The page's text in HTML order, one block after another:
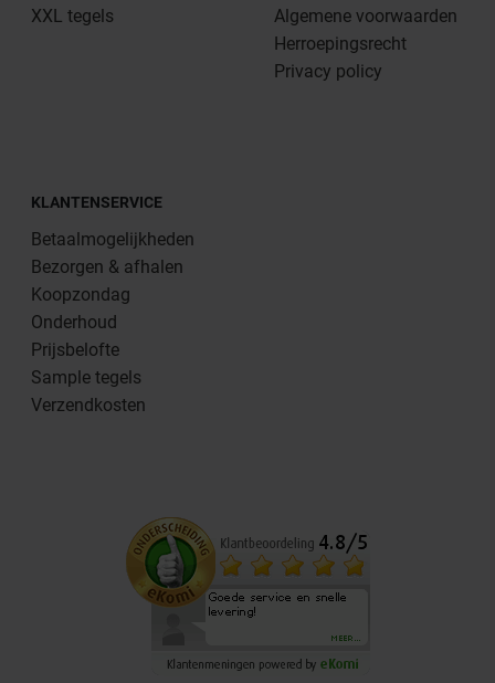
XXL tegels
Algemene voorwaarden
Herroepingsrecht
Privacy policy
KLANTENSERVICE
Betaalmogelijkheden
Bezorgen & afhalen
Koopzondag
Onderhoud
Prijsbelofte
Sample tegels
Verzendkosten